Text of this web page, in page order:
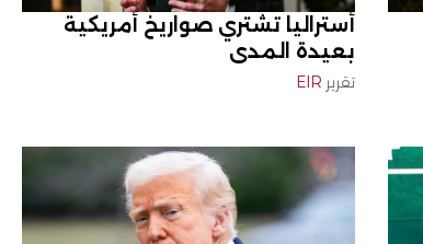
أستراليا تشتري صواريخ أمريكية
بعيدة المدى
تقرير EIR